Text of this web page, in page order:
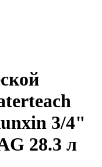
3/4"
28.3 л